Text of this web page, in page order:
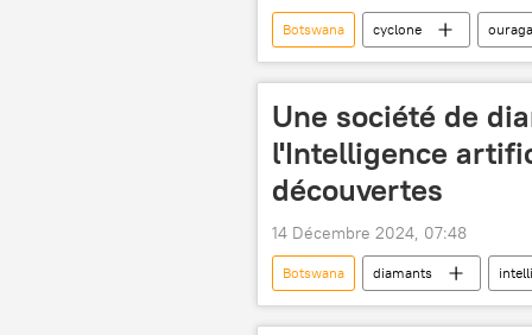
Botswana cyclone
République démocratique du Congo
Une société de
l'Intelligence
découvertes
14 Décembre 2024, 07:48
Botswana diamants
zinc
métaux